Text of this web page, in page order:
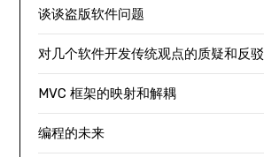
谈谈盗版软件问题
对几个软件开发传统观点的质疑和反驳
MVC 框架的映射和解耦
编程的未来